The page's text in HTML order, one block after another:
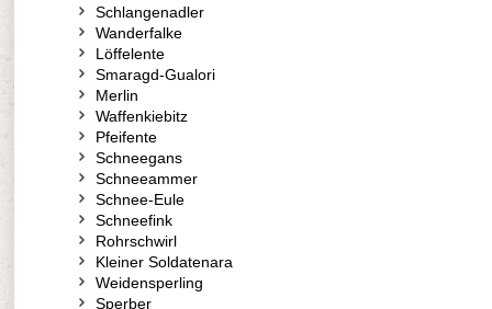
Schlangenadler
Wanderfalke
Löffelente
Smaragd-Gualori
Merlin
Waffenkiebitz
Pfeifente
Schneegans
Schneeammer
Schnee-Eule
Schneefink
Rohrschwirl
Kleiner Soldatenara
Weidensperling
Sperber